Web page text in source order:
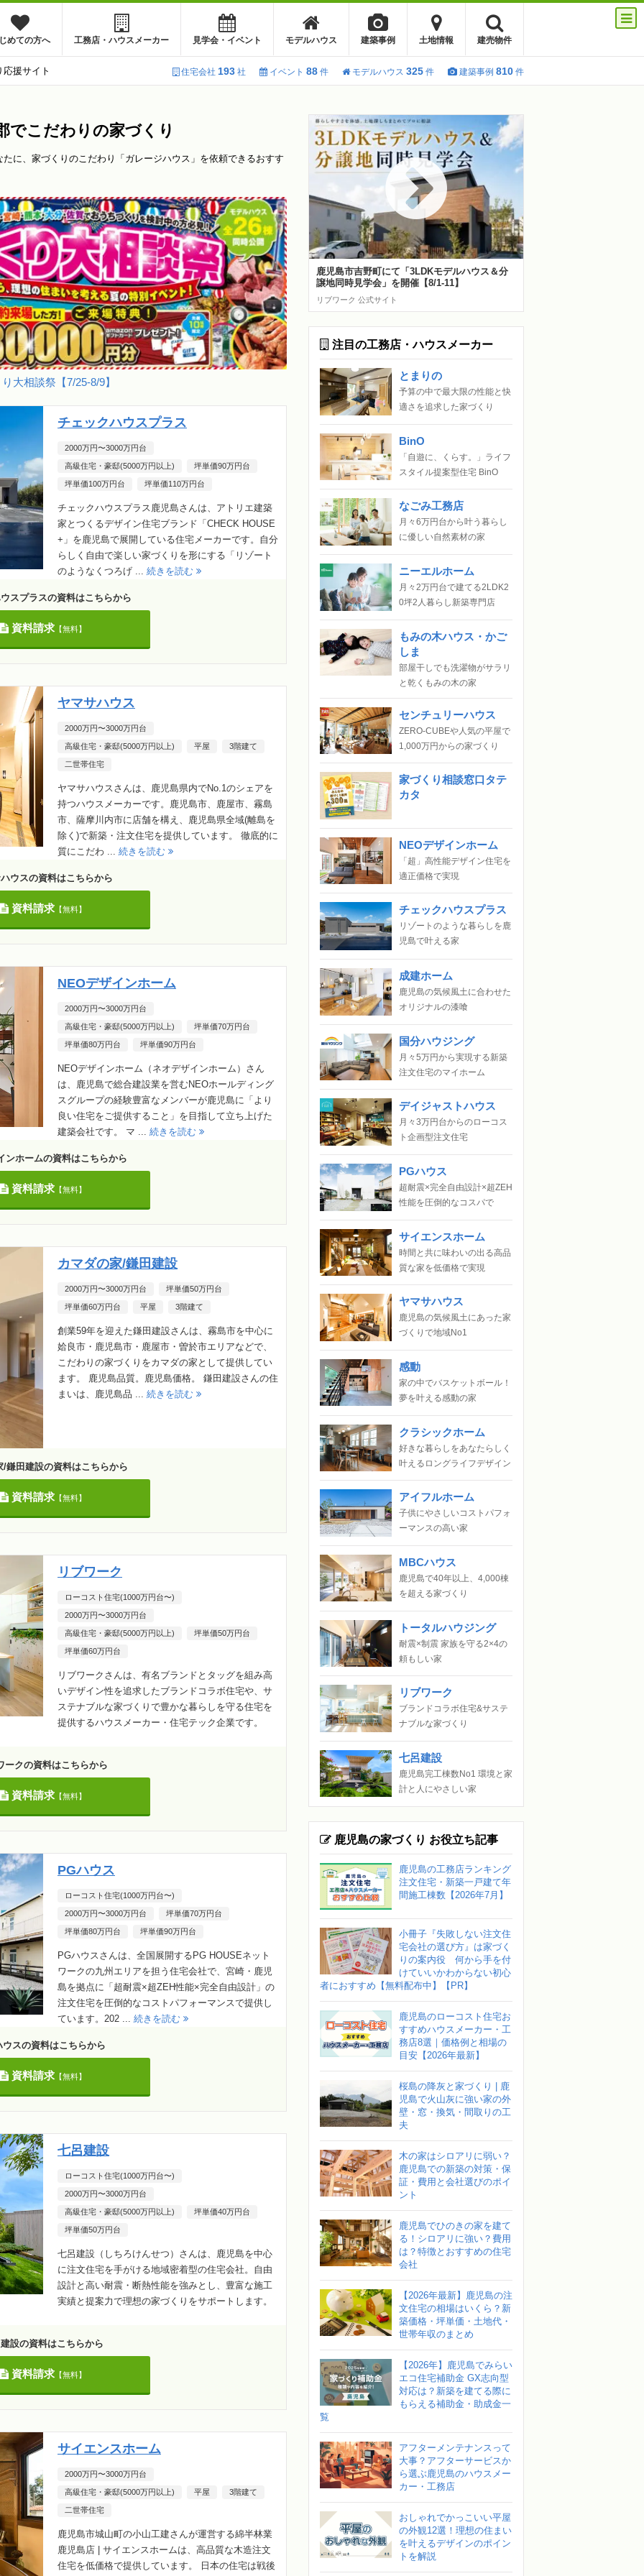
めての方へ 工務店・ハウスメーカー 見学会・イベント モデルハウス 建築事例 土地情報 建売物件
援サイト 住宅会社 193 社 イベント 88 件 モデルハウス 325 件 建築事例 810 件
でこだわりの家づくり
に、家づくりのこだわり「ガレージハウス」を依頼できるおすす
大相談祭【7/25-8/9】
チェックハウスプラス
2000万円〜3000万円台
高級住宅・豪邸(5000万円以上) 坪単価90万円台
坪単価100万円台 坪単価110万円台
チェックハウスプラス鹿児島さんは、アトリエ建築
家とつくるデザイン住宅ブランド「CHECK HOUSE
+」を鹿児島で展開している住宅メーカーです。自分
らしく自由で楽しい家づくりを形にする「リゾート
のようなくつろげ ... 続きを読む
スプラスの資料はこちらから
資料請求【無料】
ヤマサハウス
2000万円〜3000万円台
高級住宅・豪邸(5000万円以上) 平屋 3階建て
二世帯住宅
ヤマサハウスさんは、鹿児島県内でNo.1のシェアを
持つハウスメーカーです。鹿児島市、鹿屋市、霧島
市、薩摩川内市に店舗を構え、鹿児島県全域(離島を
除く)で新築・注文住宅を提供しています。 徹底的に
質にこだわ ... 続きを読む
ウスの資料はこちらから
資料請求【無料】
NEOデザインホーム
2000万円〜3000万円台
高級住宅・豪邸(5000万円以上) 坪単価70万円台
坪単価80万円台 坪単価90万円台
NEOデザインホーム（ネオデザインホーム）さん
は、鹿児島で総合建設業を営むNEOホールディング
スグループの経験豊富なメンバーが鹿児島に「より
良い住宅をご提供すること」を目指して立ち上げた
建築会社です。 マ ... 続きを読む
ンホームの資料はこちらから
資料請求【無料】
カマダの家/鎌田建設
2000万円〜3000万円台 坪単価50万円台
坪単価60万円台 平屋 3階建て
創業59年を迎えた鎌田建設さんは、霧島市を中心に
姶良市・鹿児島市・鹿屋市・曽於市エリアなどで、
こだわりの家づくりをカマダの家として提供してい
ます。 鹿児島品質。鹿児島価格。 鎌田建設さんの住
まいは、鹿児島品 ... 続きを読む
/鎌田建設の資料はこちらから
資料請求【無料】
リブワーク
ローコスト住宅(1000万円台〜)
2000万円〜3000万円台
高級住宅・豪邸(5000万円以上) 坪単価50万円台
坪単価60万円台
リブワークさんは、有名ブランドとタッグを組み高
いデザイン性を追求したブランドコラボ住宅や、サ
ステナブルな家づくりで豊かな暮らしを守る住宅を
提供するハウスメーカー・住宅テック企業です。
ークの資料はこちらから
資料請求【無料】
PGハウス
ローコスト住宅(1000万円台〜)
2000万円〜3000万円台 坪単価70万円台
坪単価80万円台 坪単価90万円台
PGハウスさんは、全国展開するPG HOUSEネット
ワークの九州エリアを担う住宅会社で、宮崎・鹿児
島を拠点に「超耐震×超ZEH性能×完全自由設計」の
注文住宅を圧倒的なコストパフォーマンスで提供し
ています。202 ... 続きを読む
ウスの資料はこちらから
資料請求【無料】
七呂建設
ローコスト住宅(1000万円台〜)
2000万円〜3000万円台
高級住宅・豪邸(5000万円以上) 坪単価40万円台
坪単価50万円台
七呂建設（しちろけんせつ）さんは、鹿児島を中心
に注文住宅を手がける地域密着型の住宅会社。自由
設計と高い耐震・断熱性能を強みとし、豊富な施工
実績と提案力で理想の家づくりをサポートします。
設の資料はこちらから
資料請求【無料】
サイエンスホーム
2000万円〜3000万円台
高級住宅・豪邸(5000万円以上) 平屋 3階建て
二世帯住宅
鹿児島市城山町の小山工建さんが運営する綿半林業
鹿児島店 | サイエンスホームは、高品質な木造注文
住宅を低価格で提供しています。 日本の住宅は戦後
鹿児島市吉野町にて「3LDKモデルハウス＆分
譲地同時見学会」を開催【8/1-11】
リブワーク 公式サイト
注目の工務店・ハウスメーカー
とまりの
予算の中で最大限の性能と快
適さを追求した家づくり
BinO
「自遊に、くらす。」ライフ
スタイル提案型住宅 BinO
なごみ工務店
月々6万円台から叶う暮らし
に優しい自然素材の家
ニーエルホーム
月々2万円台で建てる2LDK2
0坪2人暮らし新築専門店
もみの木ハウス・かご
しま
部屋干しでも洗濯物がサラリ
と乾くもみの木の家
センチュリーハウス
ZERO-CUBEや人気の平屋で
1,000万円からの家づくり
家づくり相談窓口タテ
カタ
NEOデザインホーム
「超」高性能デザイン住宅を
適正価格で実現
チェックハウスプラス
リゾートのような暮らしを鹿
児島で叶える家
成建ホーム
鹿児島の気候風土に合わせた
オリジナルの漆喰
国分ハウジング
月々5万円から実現する新築
注文住宅のマイホーム
デイジャストハウス
月々3万円台からのローコス
ト企画型注文住宅
PGハウス
超耐震×完全自由設計×超ZEH
性能を圧倒的なコスパで
サイエンスホーム
時間と共に味わいの出る高品
質な家を低価格で実現
ヤマサハウス
鹿児島の気候風土にあった家
づくりで地域No1
感動
家の中でバスケットボール！
夢を叶える感動の家
クラシックホーム
好きな暮らしをあなたらしく
叶えるロングライフデザイン
アイフルホーム
子供にやさしいコストパフォ
ーマンスの高い家
MBCハウス
鹿児島で40年以上、4,000棟
を超える家づくり
トータルハウジング
耐震×制震 家族を守る2×4の
頼もしい家
リブワーク
ブランドコラボ住宅&サステ
ナブルな家づくり
七呂建設
鹿児島完工棟数No1 環境と家
計と人にやさしい家
鹿児島の家づくり お役立ち記事
鹿児島の工務店ランキング
注文住宅・新築一戸建て年
間施工棟数【2026年7月】
小冊子『失敗しない注文住
宅会社の選び方』は家づく
りの案内役 何から手を付
けていいかわからない初心
者におすすめ【無料配布中】【PR】
鹿児島のローコスト住宅お
すすめハウスメーカー・工
務店8選｜価格例と相場の
目安【2026年最新】
桜島の降灰と家づくり | 鹿
児島で火山灰に強い家の外
壁・窓・換気・間取りの工
夫
木の家はシロアリに弱い？
鹿児島での新築の対策・保
証・費用と会社選びのポイ
ント
鹿児島でひのきの家を建て
る！シロアリに強い？費用
は？特徴とおすすめの住宅
会社
【2026年最新】鹿児島の注
文住宅の相場はいくら？新
築価格・坪単価・土地代・
世帯年収のまとめ
【2026年】鹿児島でみらい
エコ住宅補助金 GX志向型
対応は？新築を建てる際に
もらえる補助金・助成金一
覧
アフターメンテナンスって
大事？アフターサービスか
ら選ぶ鹿児島のハウスメー
カー・工務店
おしゃれでかっこいい平屋
の外観12選！理想の住まい
を叶えるデザインのポイン
トを解説